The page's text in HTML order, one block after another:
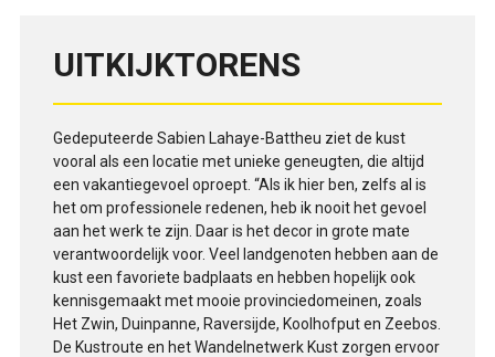
UITKIJKTORENS
Gedeputeerde Sabien Lahaye-Battheu ziet de kust
vooral als een locatie met unieke geneugten, die altijd
een vakantiegevoel oproept. “Als ik hier ben, zelfs al is
het om professionele redenen, heb ik nooit het gevoel
aan het werk te zijn. Daar is het decor in grote mate
verantwoordelijk voor. Veel landgenoten hebben aan de
kust een favoriete badplaats en hebben hopelijk ook
kennisgemaakt met mooie provinciedomeinen, zoals
Het Zwin, Duinpanne, Raversijde, Koolhofput en Zeebos.
De Kustroute en het Wandelnetwerk Kust zorgen ervoor